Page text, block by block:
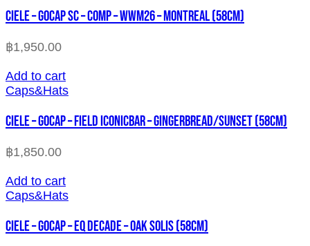
CIELE – GOCAP SC – COMP – WWM26 – MONTREAL (58cm)
฿1,950.00
Add to cart
Caps&Hats
CIELE – GOCAP – FIELD ICONICBAR – GINGERBREAD/SUNSET (58cm)
฿1,850.00
Add to cart
Caps&Hats
CIELE – GOCAP – EQ DECADE – OAK SOLIS (58cm)